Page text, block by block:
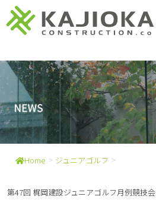
Home > ジュニアゴルフ >
第47回 梶岡建設ジュニアゴルフ月例競技会